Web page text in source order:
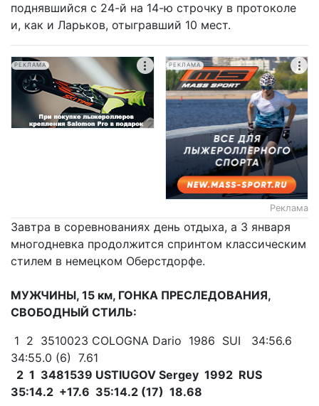
поднявшийся с 24-й на 14-ю строчку в протоколе
и, как и Ларьков, отыгравший 10 мест.
РЕКЛАМА РЕКЛАМА
Реклама
Завтра в соревнованиях день отдыха, а 3 января
многодневка продолжится спринтом классическим
стилем в немецком Оберстдорфе.
МУЖЧИНЫ, 15 км, ГОНКА ПРЕСЛЕДОВАНИЯ,
СВОБОДНЫЙ СТИЛЬ:
1 2 3510023 COLOGNA Dario 1986 SUI 34:56.6
34:55.0 (6) 7.61
2 1 3481539 USTIUGOV Sergey 1992 RUS
35:14.2 +17.6 35:14.2 (17) 18.68